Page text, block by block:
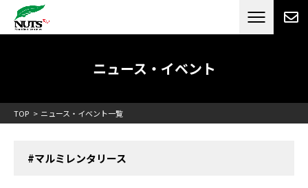
日本最大級のキャンピングカーメーカー
RV[テレビCM放送]
ニュース・イベント
TOP ニュース・イベント一覧
#マルミレンタリース